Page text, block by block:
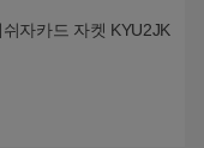
자카드 자켓 KYU2JK